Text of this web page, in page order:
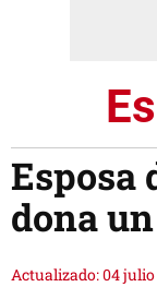
Esposa
dona
Actualizado: 04